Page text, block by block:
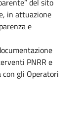
in attuazione
e
PNRR e
gli Operatori